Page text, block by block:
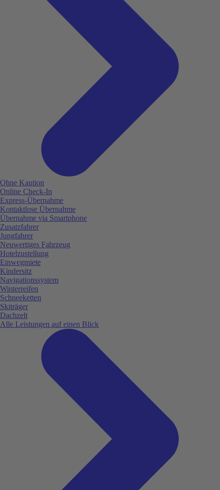
Ohne Kaution
Online Check-In
Express-Übernahme
Kontaktlose Übernahme
Übernahme via Smartphone
Zusatzfahrer
Jungfahrer
Neuwertiges Fahrzeug
Hotelzustellung
Einwegmiete
Kindersitz
Navigationssystem
Winterreifen
Schneeketten
Skiträger
Dachzelt
Alle Leistungen auf einen Blick